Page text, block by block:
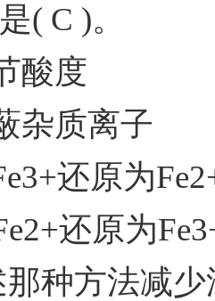
( C )。
度
质离子
还原为
还原为
那种方法减